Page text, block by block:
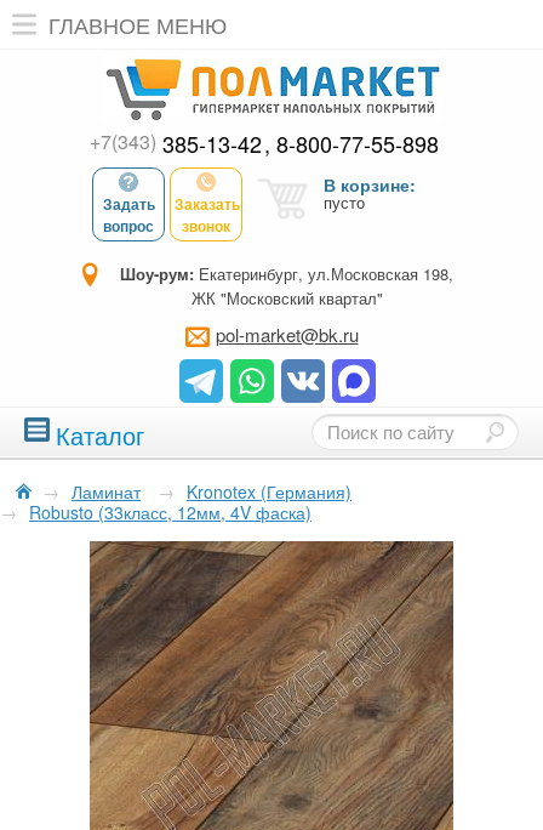
ГЛАВНОЕ МЕНЮ
+7(343) 385-13-42 8-800-77-55-898
Задать
вопрос
Заказать
звонок
В корзине:
пусто
Шоу-рум: Екатеринбург, ул.Московская 198,
ЖК "Московский квартал"
pol-market@bk.ru
Каталог
→ Ламинат → Kronotex (Германия)
→ Robusto (33класс, 12мм, 4V фаска)